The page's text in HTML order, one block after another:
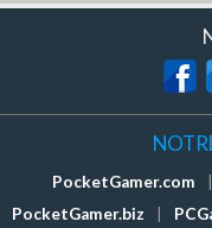
PocketGamer.com
PocketGamer.biz